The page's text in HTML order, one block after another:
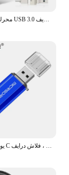
محرك أقراص فلاش USB 3.0 للهاتف والكمبيوتر الشخصي ، عصا ذاكرة ذات سعة حقيقية ، قلم بندريف ، Type C ، 3 في 1 ، 64GB ، 128GB ، 256GB
يو اس بي 2.0 نوع C فلاش درايف ، OTG Pen Drive ، ذاكرة القرص ، U Stick ، تخزين خارجي ، بندريف للهواتف الذكية ، الكمبيوتر ، 128GB ، 64GB ، 32 GB ، 16 ، 8 ، 4 جيجابايت